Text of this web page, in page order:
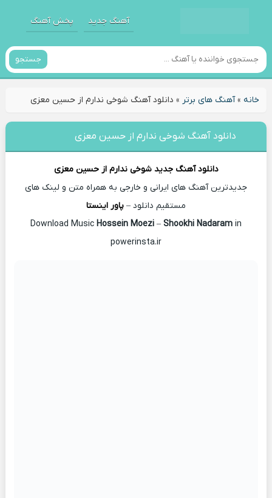
آهنگ جدید پخش آهنگ
جستجو
خانه»آهنگ های برتر » دانلود آهنگ شوخی ندارم از حسین معزی
دانلود آهنگ شوخی ندارم از حسین معزی
دانلود آهنگ جدید شوخی ندارم ازحسین معزی
جدیدترین آهنگ های ایرانی و خارجی به همراه متن و لینک های
مستقیم دانلود – پاور اینستا
Hossein Moezi– Shookhi Nadaram in
powerinsta.ir